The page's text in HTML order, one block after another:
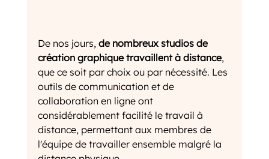
De nos jours, de nombreux studios de
création graphique travaillent à distance,
que ce soit par choix ou par nécessité. Les
outils de communication et de
collaboration en ligne ont
considérablement facilité le travail à
distance, permettant aux membres de
l'équipe de travailler ensemble malgré la